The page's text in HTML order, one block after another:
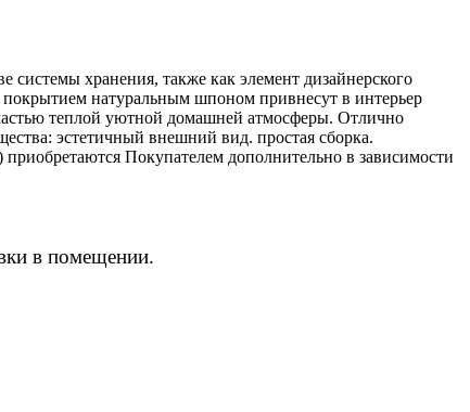
хранения, также как элемент дизайнерского
натуральным шпоном привнесут в интерьер
теплой уютной домашней атмосферы. Отлично
эстетичный внешний вид. простая сборка.
Покупателем дополнительно в зависимости
в помещении.